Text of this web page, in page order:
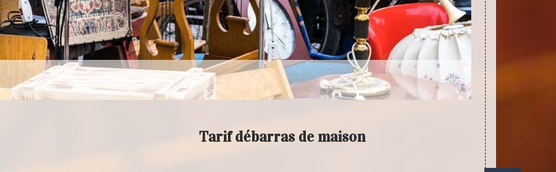
Tarif débarras de maison